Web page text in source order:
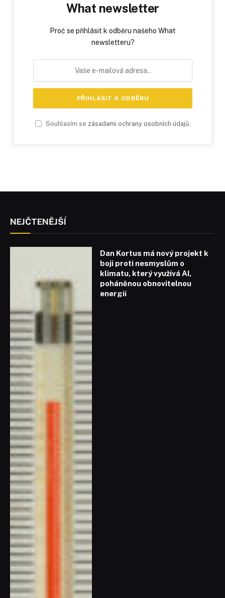
What newsletter
Proč se přihlásit k odběru našeho What
newsletteru?
Souhlasím se zásadami ochrany osobních údajů
NEJČTENĚJŠÍ
Dan Kortus má nový projekt k
boji proti nesmyslům o
klimatu, který využívá AI,
poháněnou obnovitelnou
energií